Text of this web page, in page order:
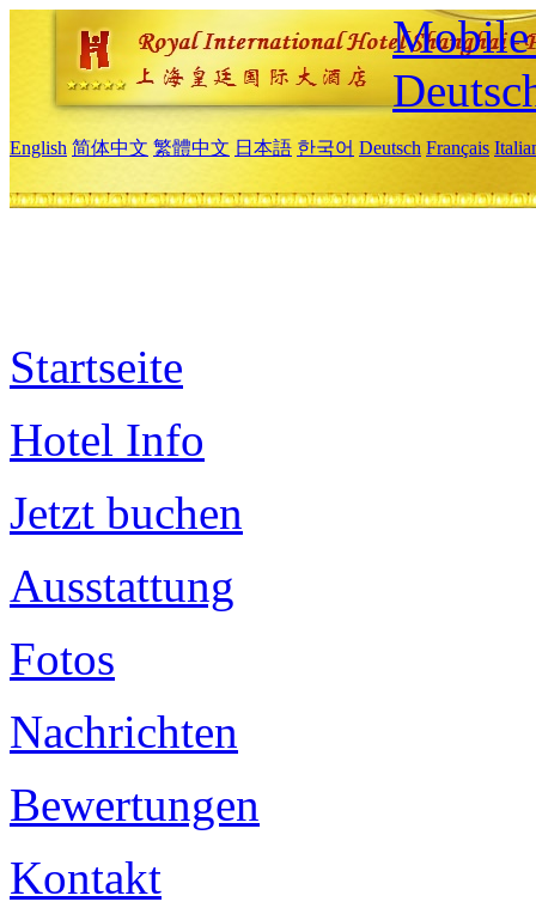
Mobile
English 简体中文 繁體中文 日本語 한국어 Deutsch Français
Startseite
Hotel Info
Jetzt buchen
Ausstattung
Fotos
Nachrichten
Bewertungen
Kontakt